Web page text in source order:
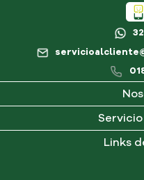
¿Qué es
Links